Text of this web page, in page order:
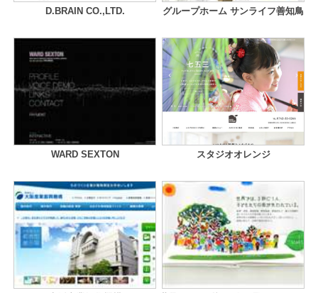
D.BRAIN CO.,LTD. グループホーム サンライフ善知鳥
WARD SEXTON スタジオオレンジ